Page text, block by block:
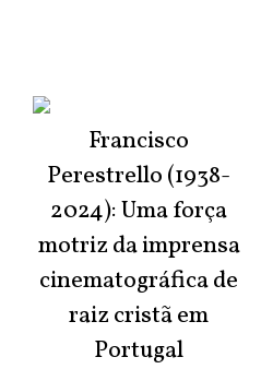
Francisco
Perestrello (1938-
2024): Uma força
motriz da imprensa
cinematográfica de
raiz cristã em
Portugal